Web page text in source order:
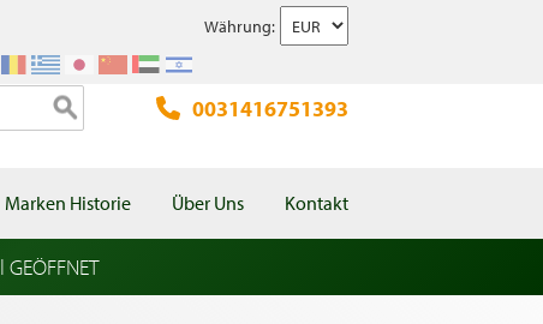
Währung:
0031416751393
Marken Historie Über Uns Kontakt